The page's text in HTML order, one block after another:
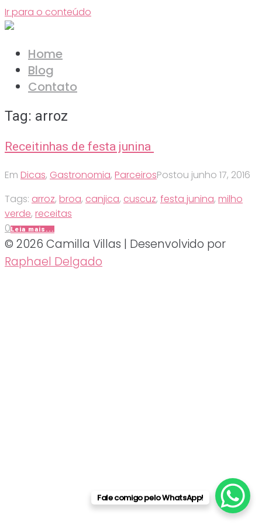
Ir para o conteúdo
Home
Blog
Contato
Tag: arroz
Receitinhas de festa junina
Em Dicas, Gastronomia, ParceirosPostou junho 17, 2016
Tags: arroz, broa, canjica, cuscuz, festa junina, milho
verde, receitas
0Leia mais...
© 2026 Camilla Villas | Desenvolvido por
Raphael Delgado
Fale comigo pelo WhatsApp!